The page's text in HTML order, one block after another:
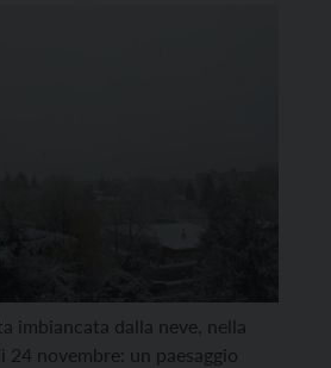
imbiancata dalla neve, nella
novembre: un paesaggio